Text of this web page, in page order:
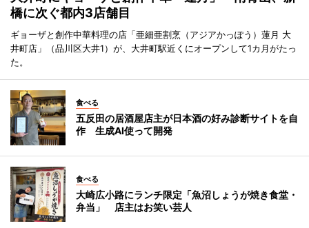
橋に次ぐ都内3店舗目
ギョーザと創作中華料理の店「亜細亜割烹（アジアかっぽう）蓮月 大
井町店」（品川区大井1）が、大井町駅近くにオープンして1カ月がたっ
た。
食べる
五反田の居酒屋店主が日本酒の好み診断サイトを自
作 生成AI使って開発
食べる
大崎広小路にランチ限定「魚沼しょうが焼き食堂・
弁当」 店主はお笑い芸人